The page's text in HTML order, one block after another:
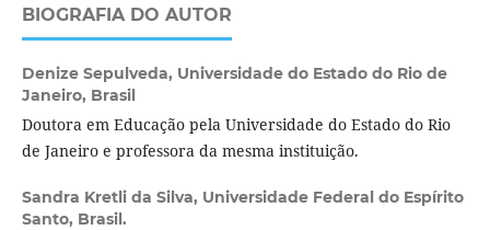
BIOGRAFIA DO AUTOR
Denize Sepulveda, Universidade do Estado do Rio de
Janeiro, Brasil
Doutora em Educação pela Universidade do Estado do Rio
de Janeiro e professora da mesma instituição.
Sandra Kretli da Silva, Universidade Federal do Espírito
Santo, Brasil.